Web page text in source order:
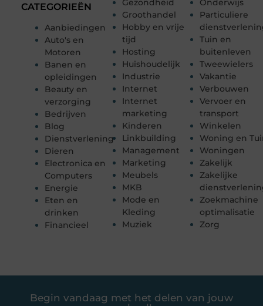
CATEGORIEËN
Aanbiedingen
Auto's en
Motoren
Banen en
opleidingen
Beauty en
verzorging
Bedrijven
Blog
Dienstverlening
Dieren
Electronica en
Computers
Energie
Eten en
drinken
Financieel
Gezondheid
Groothandel
Hobby en vrije
tijd
Hosting
Huishoudelijk
Industrie
Internet
Internet
marketing
Kinderen
Linkbuilding
Management
Marketing
Meubels
MKB
Mode en
Kleding
Muziek
Onderwijs
Particuliere
Tuin en
buitenleven
Tweewielers
Vakantie
Verbouwen
Vervoer en
transport
Winkelen
Woning en
Woningen
Zakelijk
Zakelijke
Zoekmachine
optimalisatie
Zorg
Begin vandaag met het delen van jouw